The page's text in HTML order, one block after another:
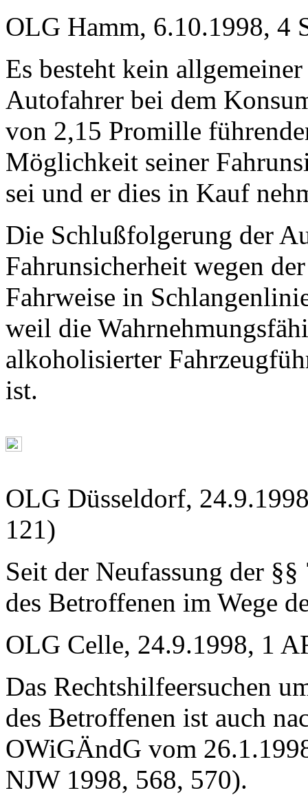
OLG Hamm, 6.10.1998, 4
Es besteht kein
Autofahrer bei dem
von 2,15 Promille
Möglichkeit seiner
sei und er dies in Kauf
Die Schlußfolgerung der
Fahrunsicherheit wegen
Fahrweise in
weil die
alkoholisierter
ist.
OLG Düsseldorf,
121)
Seit der Neufassung der
des Betroffenen im Wege
OLG Celle, 24.9.1998, 1
Das Rechtshilfeersuchen
des Betroffenen ist auch
OWiGÄndG vom
NJW 1998, 568, 570).